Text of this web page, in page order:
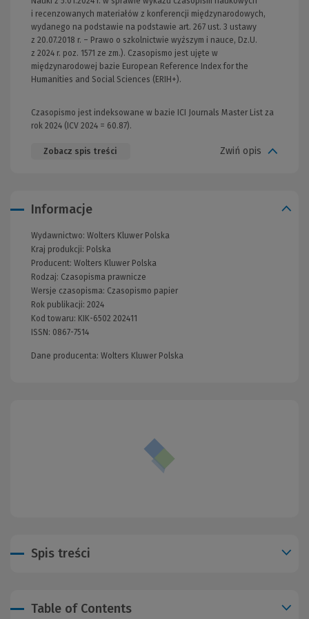
i recenzowanych materiałów z konferencji międzynarodowych,
wydanego na podstawie na podstawie art. 267 ust. 3 ustawy
z 20.07.2018 r. – Prawo o szkolnictwie wyższym i nauce, Dz.U.
z 2024 r. poz. 1571 ze zm.). Czasopismo jest ujęte w
międzynarodowej bazie European Reference Index for the
Humanities and Social Sciences (ERIH+).
Czasopismo jest indeksowane w bazie ICI Journals Master List za
rok 2024 (ICV 2024 = 60.87).
Zobacz spis treści Zwiń opis
Informacje
Wydawnictwo: Wolters Kluwer Polska
Kraj produkcji: Polska
Producent: Wolters Kluwer Polska
Rodzaj: Czasopisma prawnicze
Wersje czasopisma: Czasopismo papier
Rok publikacji: 2024
Kod towaru: KIK-6502 202411
ISSN: 0867-7514
Dane producenta: Wolters Kluwer Polska
Spis treści
Table of Contents